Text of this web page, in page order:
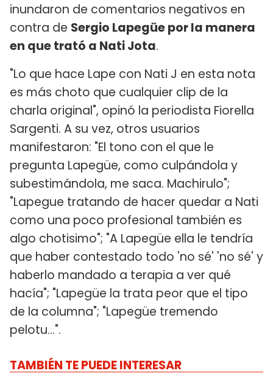
inundaron de comentarios negativos en
contra de Sergio Lapegüepor la manera
en que trató a Nati Jota.
"Lo que hace Lape con Nati J en esta nota
es más choto que cualquier clip de la
charla original", opinó la periodista Fiorella
Sargenti. A su vez, otros usuarios
manifestaron: "El tono con el que le
pregunta Lapegüe, como culpándola y
subestimándola, me saca. Machirulo";
"Lapegue tratando de hacer quedar a Nati
como una poco profesional también es
algo chotisimo"; "A Lapegüe ella le tendría
que haber contestado todo 'no sé' 'no sé' y
haberlo mandado a terapia a ver qué
hacía"; "Lapegüe la trata peor que el tipo
de la columna"; "Lapegüe tremendo
pelotu...".
TAMBIÉN TE PUEDE INTERESAR